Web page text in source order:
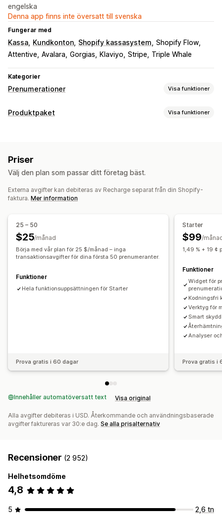
engelska
Denna app finns inte översatt till svenska
Fungerar med
Kassa Kundkonton Shopify kassasystem Shopify Flow
Attentive Avalara Gorgias Klaviyo Stripe Triple Whale
Kategorier
Prenumerationer Visa funktioner
Prenumerationstyper
Prenumerationslådor
Fysiska produkter Anpassade prenumerationer
Priser som du kan ange
Freemium (gratis bastjänst, betala för extrafunktioner)
Provperioder
Pris justerat efter användning
Pris per användare
Engångsbetalning
Produktpaket Visa funktioner
Varianter på paket
Sätt ihop en egen låda
Presentlådor Mystery box
Provpack Prenumerationslådor
Merförsäljningspaket
Korsförsäljningspaket
Fysiska produkter
Priser som du kan ange
Fasta priser Kvantitetsbaserade priser
Priser
Välj den plan som passar ditt företag bäst.
Externa avgifter kan debiteras av Recharge separat från din Shopify-
faktura. Mer information
25 – 50
$25/månad
Börja med vår plan för 25 $/månad – inga
transaktionsavgifter för dina första 50 prenumeranter.
Funktioner
Hela funktionsuppsättningen för Starter
Prova gratis i 60 dagar
Starter
$99/
1,49 % + 19 ¢
Funktioner
Widget för
Kodningsfri
Verktyg för
Smart
Analyser
Prova gratis i
Innehåller automatöversatt text Visa original
Alla avgifter debiteras i USD. Återkommande och användningsbaserade
avgifter faktureras var 30:e dag. Se alla prisalternativ
Recensioner (2 952)
Helhetsomdöme
4,8
5
2,6 tn